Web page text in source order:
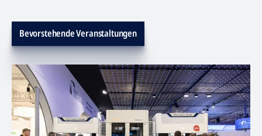
Bevorstehende Veranstaltungen